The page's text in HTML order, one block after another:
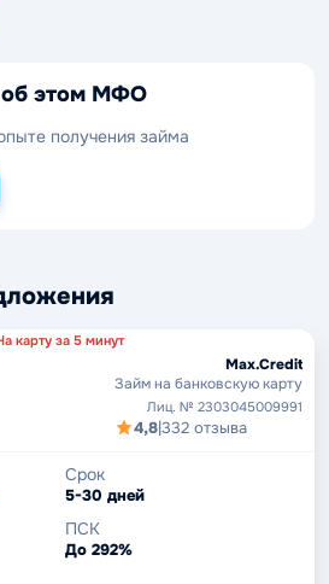
об этом МФО
получения займа
карту за 5 минут
Max.Credit
Займ на банковскую карту
Лиц. № 2303045009991
4,8|332 отзыва
Срок
5-30 дней
ПСК
До 292%